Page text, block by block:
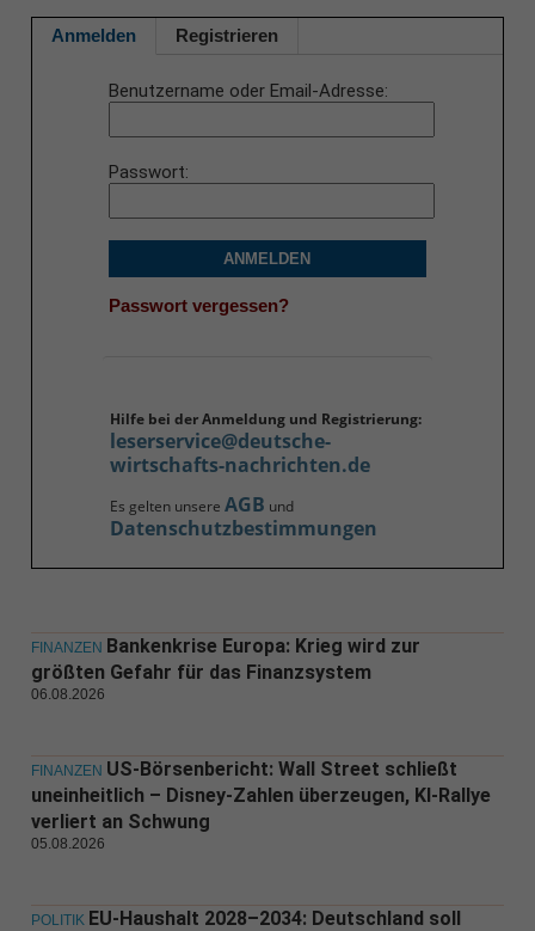
Anmelden Registrieren
Benutzername oder Email-Adresse
Passwort
ANMELDEN
Passwort vergessen?
Hilfe bei der Anmeldung und Registrierung:
leserservice@deutsche-
wirtschafts-nachrichten.de
Es gelten unsere AGB und
Datenschutzbestimmungen
FINANZEN Bankenkrise Europa: Krieg wird zur
größten Gefahr für das Finanzsystem
06.08.2026
FINANZEN US-Börsenbericht: Wall Street schließt
uneinheitlich – Disney-Zahlen überzeugen, KI-Rallye
verliert an Schwung
05.08.2026
POLITIK EU-Haushalt 2028–2034: Deutschland soll